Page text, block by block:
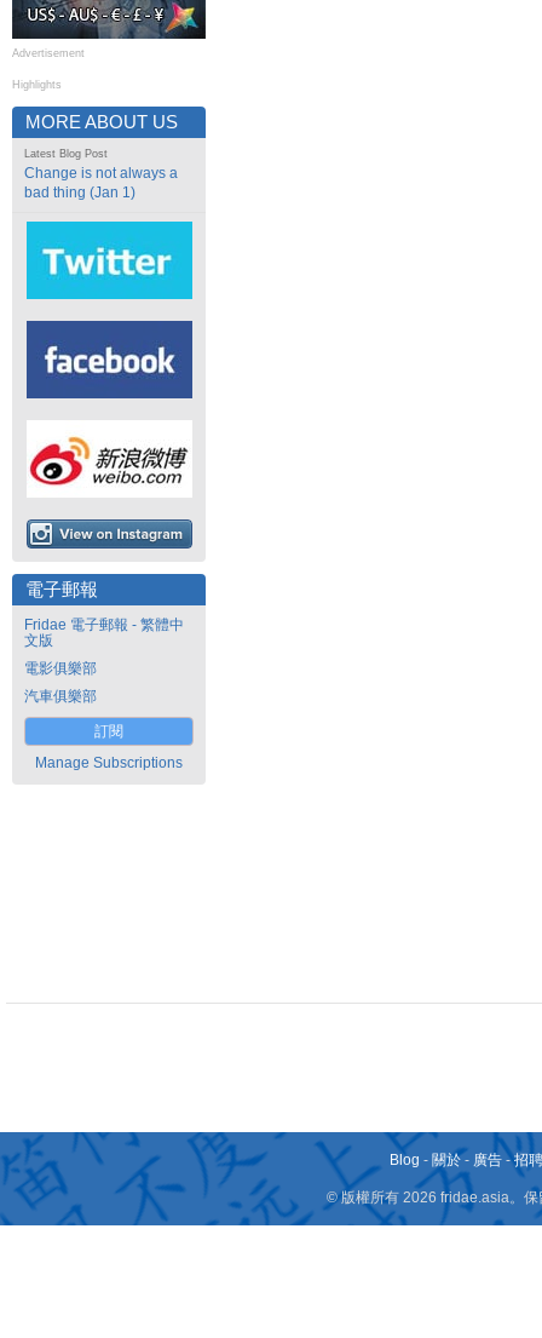
Advertisement
Highlights
MORE ABOUT US
Latest Blog Post
Change is not always a
bad thing (Jan 1)
電子郵報
Fridae 電子郵報 - 繁體中
文版
電影俱樂部
汽車俱樂部
訂閱
Manage Subscriptions
Blog - 關於 - 廣告 -招
© 版權所有 2026 fridae.asia。